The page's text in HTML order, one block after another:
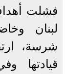
فشلت
لبنان
شرسة،
قيادتها